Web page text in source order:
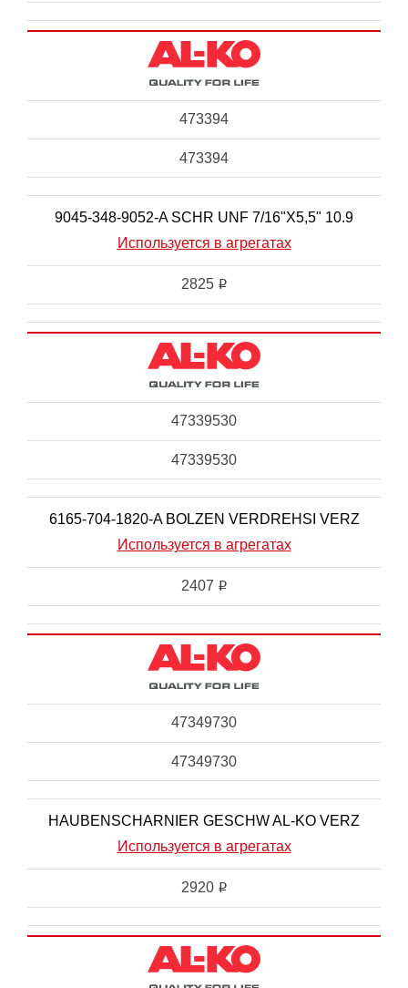
473394
473394
9045-348-9052-A SCHR UNF 7/16"X5,5" 10.9
Используется в агрегатах
2825 i
47339530
47339530
6165-704-1820-A BOLZEN VERDREHSI VERZ
Используется в агрегатах
2407 i
47349730
47349730
HAUBENSCHARNIER GESCHW AL-KO VERZ
Используется в агрегатах
2920 i